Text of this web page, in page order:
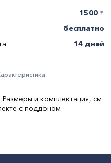
и комплектация, см
с поддоном
1500 〒
бесплатно
14 дней